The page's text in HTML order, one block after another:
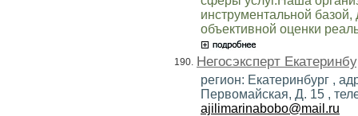
инструментальной базой,
объективной оценки
190. Негосэксперт
регион: Екатеринбург ,
Первомайская, Д. 15 ,
ajilimarinabobo@mail.ru